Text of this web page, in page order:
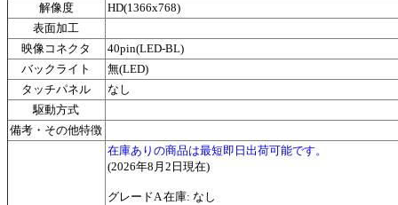
解像度
HD(1366x768)
表面加工
映像コネクタ
40pin(LED-BL)
バックライト
無(LED)
タッチパネル
なし
駆動方式
備考・その他特徴
在庫ありの商品は最短即日出荷可能です。
(2026年8月2日現在)
グレードA 在庫: なし